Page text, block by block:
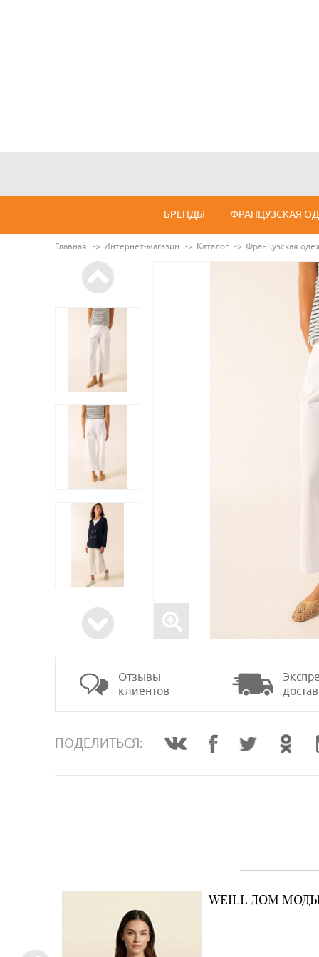
БРЕНДЫ ФРАНЦУЗСКАЯ
Главная Интернет-магазин Каталог Французская
Отзывы
клиентов
ПОДЕЛИТЬСЯ: >
WEILL ДОМ